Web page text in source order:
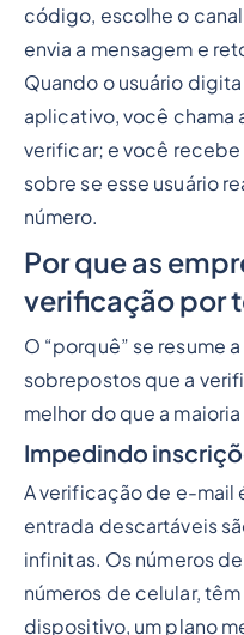
código, escolhe o
envia a mensagem e
Quando o usuário
aplicativo, você chama
verificar; e você
sobre se esse usuário
número.
Por que as
verificação por
O “porquê” se resume
sobrepostos que a
melhor do que a
Impedindo
A verificação de e-mail
entrada descartáveis
infinitas. Os números
números de celular, têm
dispositivo, um plano